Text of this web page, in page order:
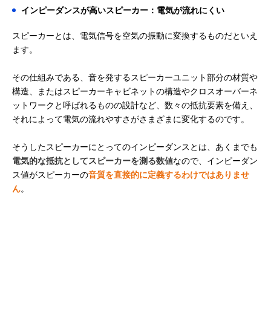
インピーダンスが高いスピーカー：電気が流れにくい
スピーカーとは、電気信号を空気の振動に変換するものだといえ
ます。
その仕組みである、音を発するスピーカーユニット部分の材質や
構造、またはスピーカーキャビネットの構造やクロスオーバーネ
ットワークと呼ばれるものの設計など、数々の抵抗要素を備え、
それによって電気の流れやすさがさまざまに変化するのです。
そうしたスピーカーにとってのインピーダンスとは、あくまでも
電気的な抵抗としてスピーカーを測る数値なので、インピーダン
ス値がスピーカーの音質を直接的に定義するわけではありませ
ん。